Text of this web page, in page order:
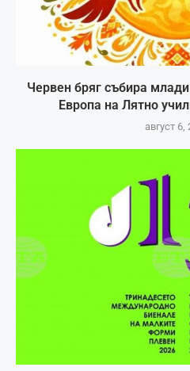
Червен бряг събира
Европа на Лятно
август 6,